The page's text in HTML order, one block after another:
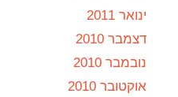
ינואר 2011
דצמבר 2010
נובמבר 2010
אוקטובר 2010